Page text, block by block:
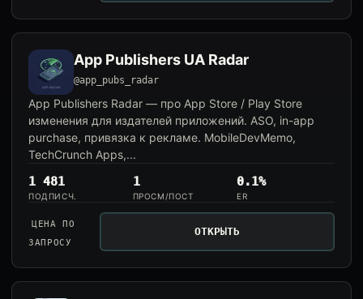
App Publishers UA Radar
@app_pubs_radar
App Publishers Radar — про App Store / Play Store
изменения для издателей приложений. ASO, in-app
purchase, привязка к рекламе. MobileDevMemo,
TechCrunch Apps,...
1 481
ПОДПИСЧ.
1
ПРОСМ/ПОСТ
0.1%
ER
ЦЕНА ПО
ЗАПРОСУ
ОТКРЫТЬ